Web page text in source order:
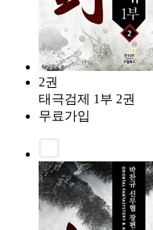
2권
태극검제 1부 2권
무료가입